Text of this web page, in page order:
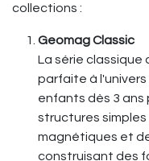
collections :
Geomag Classic
La série
parfaite à l'univers
enfants dès 3 ans
structures
magnétiques et
construisant des